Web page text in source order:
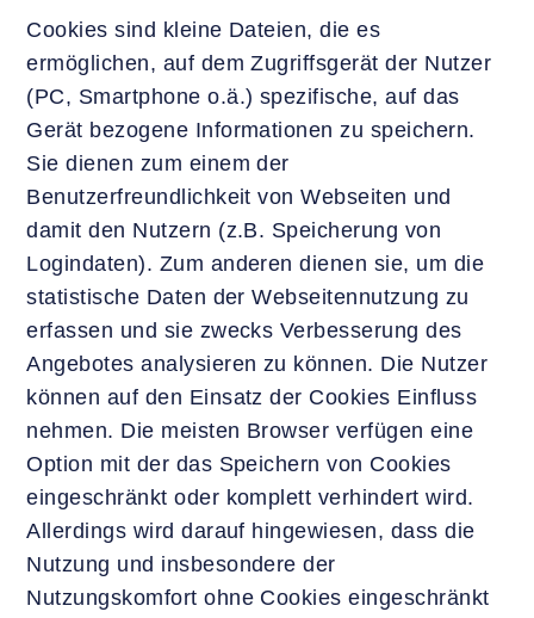
Cookies sind kleine Dateien, die es
ermöglichen, auf dem Zugriffsgerät der Nutzer
(PC, Smartphone o.ä.) spezifische, auf das
Gerät bezogene Informationen zu speichern.
Sie dienen zum einem der
Benutzerfreundlichkeit von Webseiten und
damit den Nutzern (z.B. Speicherung von
Logindaten). Zum anderen dienen sie, um die
statistische Daten der Webseitennutzung zu
erfassen und sie zwecks Verbesserung des
Angebotes analysieren zu können. Die Nutzer
können auf den Einsatz der Cookies Einfluss
nehmen. Die meisten Browser verfügen eine
Option mit der das Speichern von Cookies
eingeschränkt oder komplett verhindert wird.
Allerdings wird darauf hingewiesen, dass die
Nutzung und insbesondere der
Nutzungskomfort ohne Cookies eingeschränkt